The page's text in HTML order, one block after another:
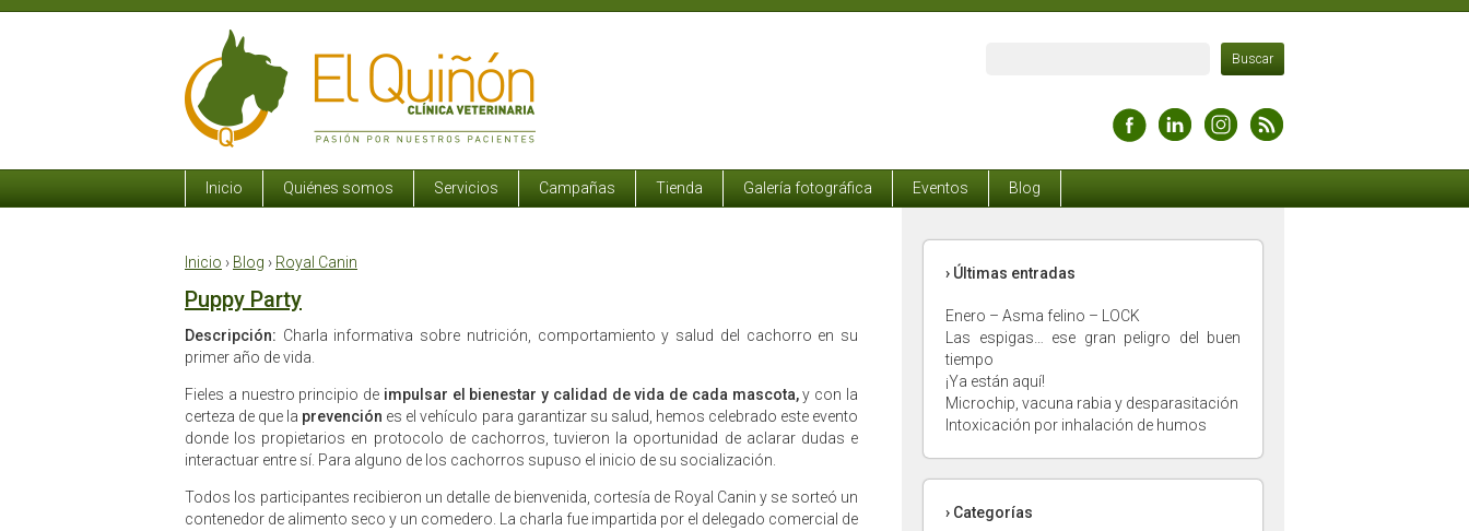
Inicio Quiénes somos Servicios Campañas Tienda Galería fotográfica Eventos Blog
Inicio › Blog › Royal Canin
Puppy Party
Descripción: Charla informativa sobre nutrición, comportamiento y salud del cachorro en su
primer año de vida.
Fieles a nuestro principio de impulsar el bienestar y calidad de vida de cada mascota,y con la
certeza de que la prevención es el vehículo para garantizar su salud, hemos celebrado este evento
donde los propietarios en protocolo de cachorros, tuvieron la oportunidad de aclarar dudas e
interactuar entre sí. Para alguno de los cachorros supuso el inicio de su socialización.
Todos los participantes recibieron un detalle de bienvenida, cortesía de Royal Canin y se sorteó un
contenedor de alimento seco y un comedero. La charla fue impartida por el delegado comercial de
› Últimas entradas
Enero – Asma felino – LOCK
Las espigas… ese gran peligro del buen
tiempo
¡Ya están aquí!
Microchip, vacuna rabia y desparasitación
Intoxicación por inhalación de humos
› Categorías